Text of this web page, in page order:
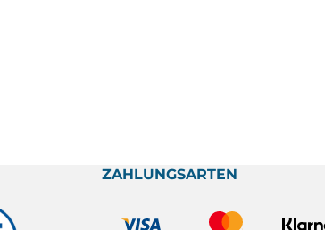
ZAHLUNGSARTEN